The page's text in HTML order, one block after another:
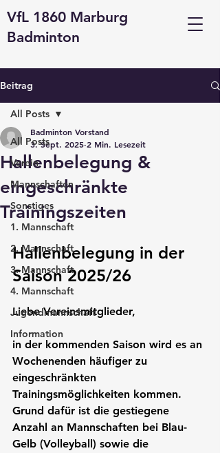
VfL 1860 Marburg
Badminton
Beitrag
All Posts
Verein
Mannschaften
Sonstiges
1. Mannschaft
2. Mannschaft
3. Mannschaft
4. Mannschaft
Jugendmannschaft
Information
All Posts
Hallenbelegung &
eingeschränkte
Trainingszeiten
Badminton Vorstand
3. Sept. 2025 2 Min. Lesezeit
Hallenbelegung in der
Saison 2025/26
Liebe Vereinsmitglieder,
in der kommenden Saison wird es an
Wochenenden häufiger zu
eingeschränkten
Trainingsmöglichkeiten kommen.
Grund dafür ist die gestiegene
Anzahl an Mannschaften bei Blau-
Gelb (Volleyball) sowie die